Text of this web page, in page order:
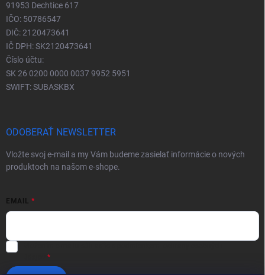
91953 Dechtice 617
IČO: 50786547
DIČ: 2120473641
IČ DPH: SK2120473641
Číslo účtu:
SK 26 0200 0000 0037 9952 5951
SWIFT: SUBASKBX
ODOBERAŤ NEWSLETTER
Vložte svoj e-mail a my Vám budeme zasielať informácie o nových
produktoch na našom e-shope.
EMAIL